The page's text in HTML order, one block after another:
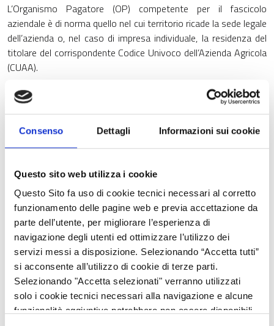
Consenso Dettagli Informazioni sui cookie
Questo sito web utilizza i cookie
Questo Sito fa uso di cookie tecnici necessari al corretto
funzionamento delle pagine web e previa accettazione da
parte dell’utente, per migliorare l’esperienza di
navigazione degli utenti ed ottimizzare l’utilizzo dei
servizi messi a disposizione. Selezionando “Accetta tutti”
si acconsente all’utilizzo di cookie di terze parti.
Selezionando "Accetta selezionati" verranno utilizzati
solo i cookie tecnici necessari alla navigazione e alcune
funzionalità aggiuntive potrebbero non essere disponibili.
L’Organismo Pagatore (OP) competente per il fascicolo
aziendale è di norma quello nel cui territorio ricade la sede legale
dell’azienda o, nel caso di impresa individuale, la residenza del
titolare del corrispondente Codice Univoco dell’Azienda Agricola
(CUAA).
Un’azienda con una o più Unità Tecnico Economiche (UTE)
localizzate in regioni diverse può richiedere di costituire o
Pagatore diverso da quello competente, purché nel suo
territorio ricada almeno una UTE.
La richiesta deve essere presentata all'OP cedente, all'OP
ricevente, utilizzando il modulo di domanda allegato.
La richiesta va fatta prima della presentazione della domanda
unica di pagamento.
Le operazioni di trasferimento vengono svolte nei modi e nei
tempi stabiliti dalla circolare di AGEA di seguito allegata.
Referente: